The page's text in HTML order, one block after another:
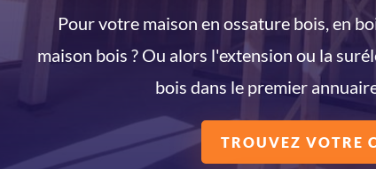
Pour votre maison en ossature bois, en
maison bois ? Ou alors l'extension ou la
bois dans le premier
TROUVEZ VOTRE